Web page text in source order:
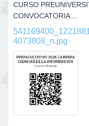
CURSO
CONVOCATORIA ...
4073808_n.jpg